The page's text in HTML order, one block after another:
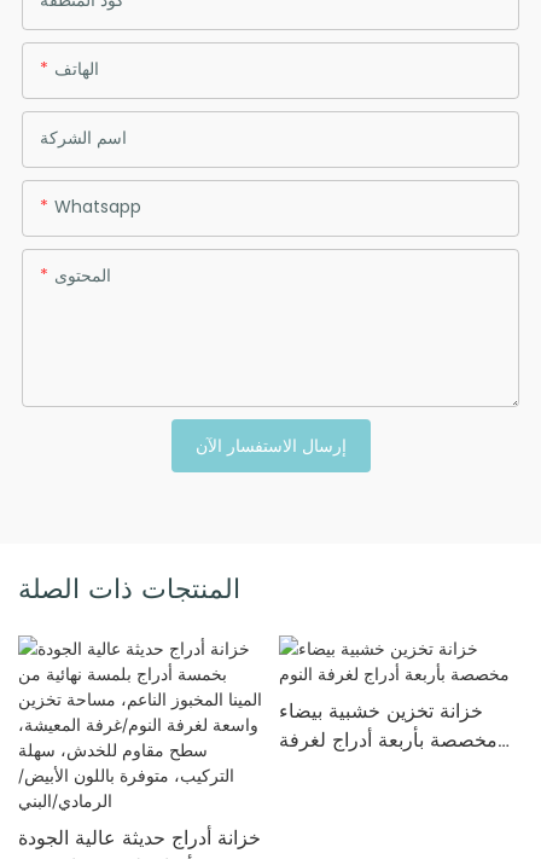
الهاتف
اسم الشركة
Whatsapp
المحتوى
إرسال الاستفسار الآن
المنتجات ذات الصلة
خزانة أدراج حديثة عالية الجودة
خزانة تخزين خشبية بيضاء
مخصصة بأربعة أدراج لغرفة